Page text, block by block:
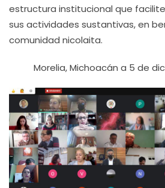
estructura institucional que
sus actividades sustantivas, en
comunidad nicolaita.
Morelia, Michoacán a 5 de